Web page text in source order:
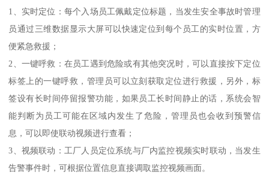
1、实时定位：每个入场员工佩戴定位标题，当发生安全事故时管理
员通过三维数据显示大屏可以快速定位到每个员工的实时位置，方
便紧急救援；
2、一键呼救：在员工遇到危险或有其他突况时，可以直接按下定位
标签上的一键呼救，管理员可以立刻获取定位进行救援，另外，标
签设有长时间停留报警功能，如果员工长时间静止的话，系统会智
能判断为员工可能在区域内发生了危险，管理员也会收到预警信
息，可以即使联动视频进行查看；
3、视频联动：工厂人员定位系统与厂内监控视频实时联动，当发生
告警事件时，可根据位置信息直接调取监控视频画面。